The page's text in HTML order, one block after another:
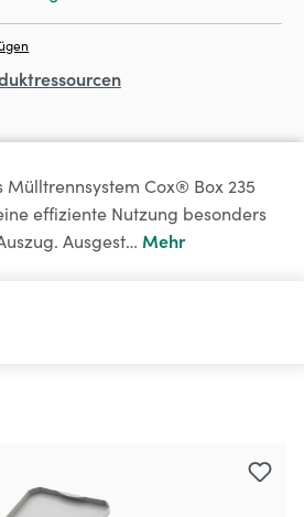
Mülltrennsystem Cox® Box 235
effiziente Nutzung besonders
Ausgest… Mehr